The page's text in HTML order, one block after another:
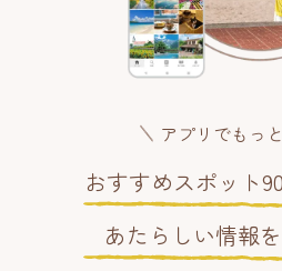
アプリでもっ
おすすめスポット
あたらしい情報